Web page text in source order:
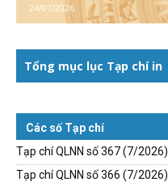
24/07/2026
Tổng mục lục Tạp chí in
Các số Tạp chí
Tạp chí QLNN số 367 (7/2026)
Tạp chí QLNN số 366 (7/2026)